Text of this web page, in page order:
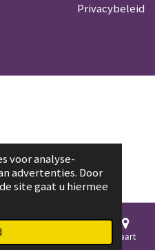
voor analyse-
advertenties. Door
site gaat u hiermee
Privacybeleid
Kaart